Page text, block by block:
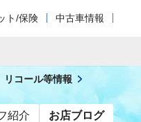
ト/保険 中古車情報
紹介 お店ブログ
リコール等情報